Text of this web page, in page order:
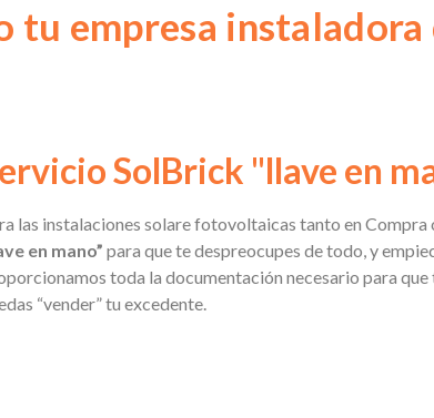
tu empresa instaladora
SolBrick "llave en
las instalaciones solare fotovoltaicas tanto en Compra
en mano” para que te despreocupes de todo, y
toda la documentación necesario para
“vender” tu excedente.